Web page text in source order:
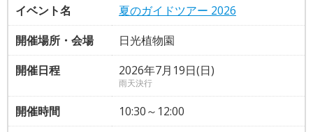
イベント名
夏のガイドツアー 2026
開催場所・会場
日光植物園
開催日程
2026年7月19日(日)
雨天決行
開催時間
10:30～12:00